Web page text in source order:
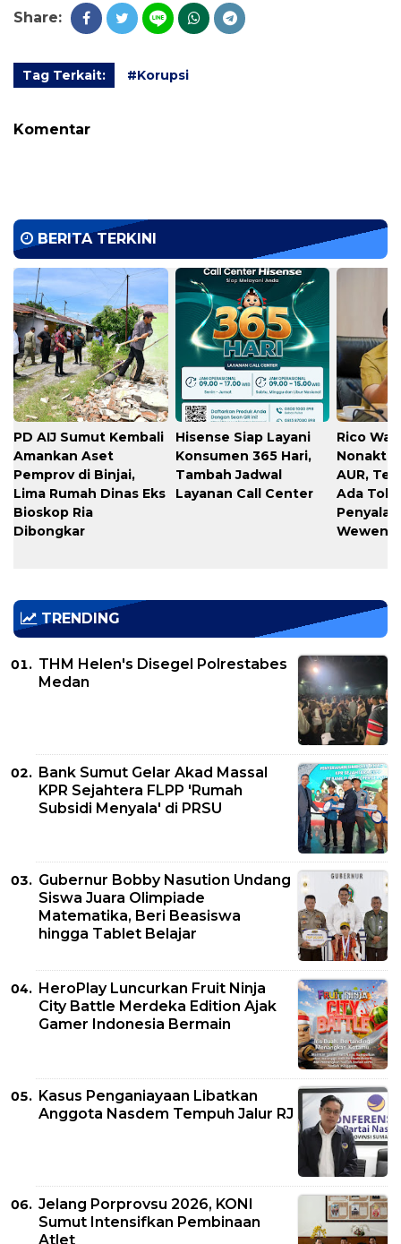
Share:
Tag Terkait: #Korupsi
Komentar
BERITA TERKINI
PD AIJ Sumut Kembali
Amankan Aset
Pemprov di Binjai,
Lima Rumah Dinas Eks
Bioskop Ria
Dibongkar
Hisense Siap Layani
Konsumen 365 Hari,
Tambah Jadwal
Layanan Call Center
Rico
AUR,
Ada
TRENDING
THM Helen's Disegel Polrestabes
Medan
Bank Sumut Gelar Akad Massal
KPR Sejahtera FLPP 'Rumah
Subsidi Menyala' di PRSU
Gubernur Bobby Nasution Undang
Siswa Juara Olimpiade
Matematika, Beri Beasiswa
hingga Tablet Belajar
HeroPlay Luncurkan Fruit Ninja
City Battle Merdeka Edition Ajak
Gamer Indonesia Bermain
Kasus Penganiayaan Libatkan
Anggota Nasdem Tempuh Jalur RJ
Jelang Porprovsu 2026, KONI
Sumut Intensifkan Pembinaan
Atlet